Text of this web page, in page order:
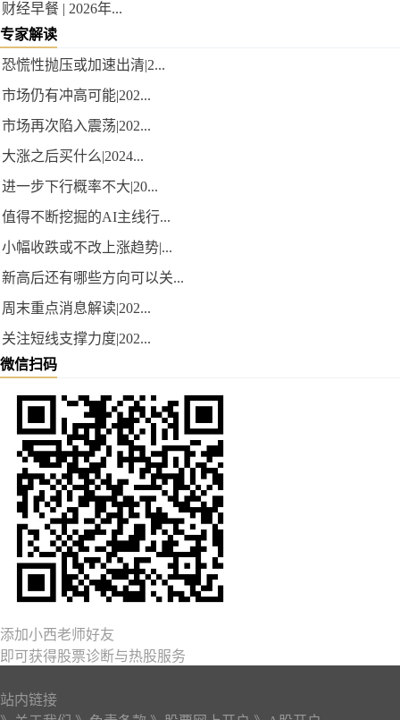
财经早餐 | 2026年...
专家解读
恐慌性抛压或加速出清|2...
市场仍有冲高可能|202...
市场再次陷入震荡|202...
大涨之后买什么|2024...
进一步下行概率不大|20...
值得不断挖掘的AI主线行...
小幅收跌或不改上涨趋势|...
新高后还有哪些方向可以关...
周末重点消息解读|202...
关注短线支撑力度|202...
微信扫码
添加小西老师好友
即可获得股票诊断与热股服务
站内链接